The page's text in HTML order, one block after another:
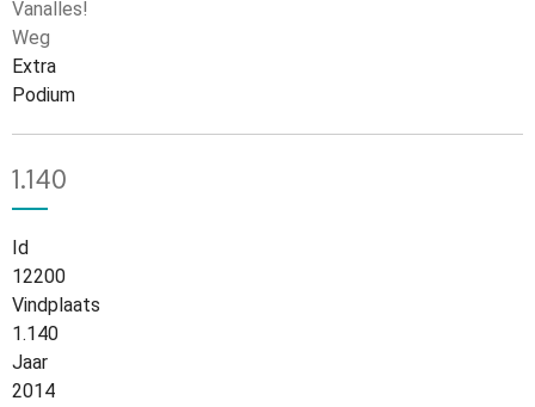
Vanalles!
Weg
Extra
Podium
1.140
Id
12200
Vindplaats
1.140
Jaar
2014